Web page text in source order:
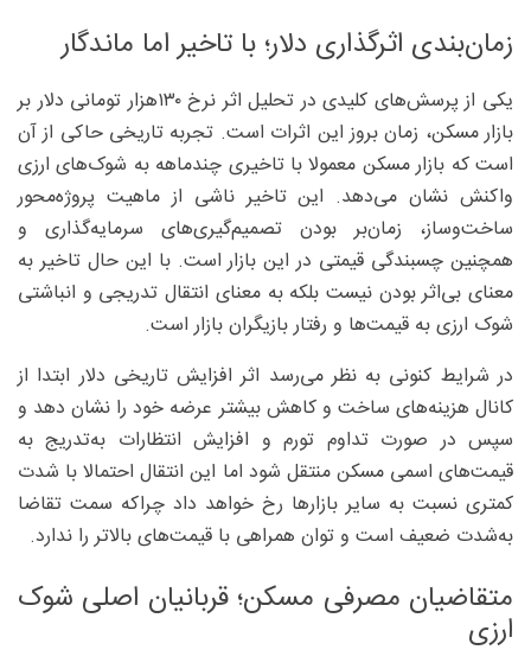
زمان‌بندی اثرگذاری دلار؛ با تاخیر اما ماندگار
یکی از پرسش‌های کلیدی در تحلیل اثر نرخ ۱۳۰‌هزار تومانی دلار بر
بازار مسکن، زمان بروز این اثرات است. تجربه تاریخی حاکی از آن
است که بازار مسکن معمولا با تاخیری چندماهه به شوک‌های ارزی
واکنش نشان می‌دهد. این تاخیر ناشی از ماهیت پروژه‌محور
ساخت‌وساز، زمان‌بر بودن تصمیم‌گیری‌های سرمایه‌گذاری و
همچنین چسبندگی قیمتی در این بازار است. با این حال تاخیر به
معنای بی‌اثر بودن نیست بلکه به معنای انتقال تدریجی و انباشتی
شوک ارزی به قیمت‌ها و رفتار بازیگران بازار است.
در شرایط کنونی به نظر می‌رسد اثر افزایش تاریخی دلار ابتدا از
کانال هزینه‌های ساخت و کاهش بیشتر عرضه خود را نشان دهد و
سپس در صورت تداوم تورم و افزایش انتظارات به‌تدریج به
قیمت‌های اسمی مسکن منتقل شود اما این انتقال احتمالا با شدت
کمتری نسبت به سایر بازارها رخ خواهد داد چراکه سمت تقاضا
به‌شدت ضعیف است و توان همراهی با قیمت‌های بالاتر را ندارد.
متقاضیان مصرفی مسکن؛ قربانیان اصلی شوک
ارزی